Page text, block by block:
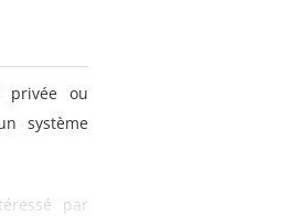
privée ou
système
par